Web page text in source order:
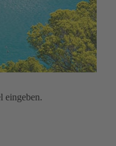
eingeben.